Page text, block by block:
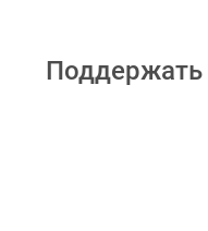
Поддержать